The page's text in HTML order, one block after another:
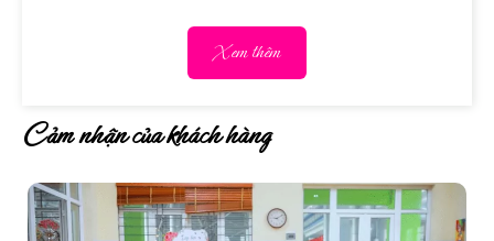
Xem thêm
Cảm nhận của khách hàng